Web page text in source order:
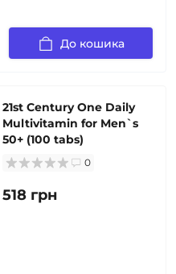
До кошика
21st Century One Daily
Multivitamin for Men`s
50+ (100 tabs)
0
518 грн